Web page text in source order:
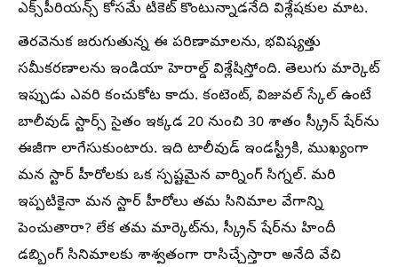
ఎక్స్‌పీరియన్స్ కోసమే టికెట్ కొంటున్నాడనేది విశ్లేషకుల మాట.
తెరవెనుక జరుగుతున్న ఈ పరిణామాలను, భవిష్యత్తు
సమీకరణాలను ఇండియా హెరాల్డ్ విశ్లేషిస్తోంది. తెలుగు మార్కెట్
ఇప్పుడు ఎవరి కంచుకోట కాదు. కంటెంట్, విజువల్ స్కేల్ ఉంటే
బాలీవుడ్ స్టార్స్ సైతం ఇక్కడ 20 నుంచి 30 శాతం స్క్రీన్ షేర్‌ను
ఈజీగా లాగేసుకుంటారు. ఇది టాలీవుడ్ ఇండస్ట్రీకి, ముఖ్యంగా
మన స్టార్ హీరోలకు ఒక స్పష్టమైన వార్నింగ్ సిగ్నల్. మరి
ఇప్పటికైనా మన స్టార్ హీరోలు తమ సినిమాల వేగాన్ని
పెంచుతారా? లేక తమ మార్కెట్‌ను, స్క్రీన్ షేర్‌ను హిందీ
డబ్బింగ్ సినిమాలకు శాశ్వతంగా రాసిచ్చేస్తారా అనేది వేచి